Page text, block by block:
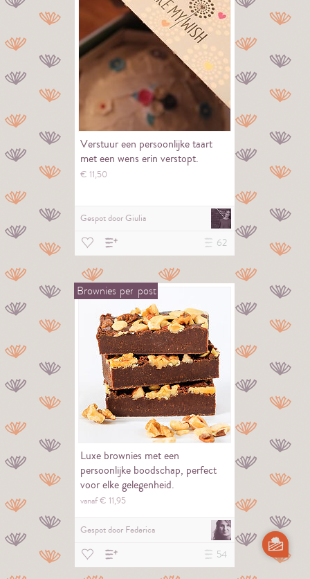
Verstuur een persoonlijke taart
met een wens erin verstopt.
€ 11,50
Gespot doorGiulia
62
Brownies per post
Luxe brownies met een
persoonlijke boodschap, perfect
voor elke gelegenheid.
vanaf € 11,95
Gespot door Federica
54